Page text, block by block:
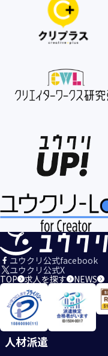
ユウクリ公式facebook
ユウクリ公式X
TOP 求人を探す NEWS
人材派遣